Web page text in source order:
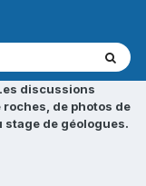
discussions
de photos de
stage de géologues.